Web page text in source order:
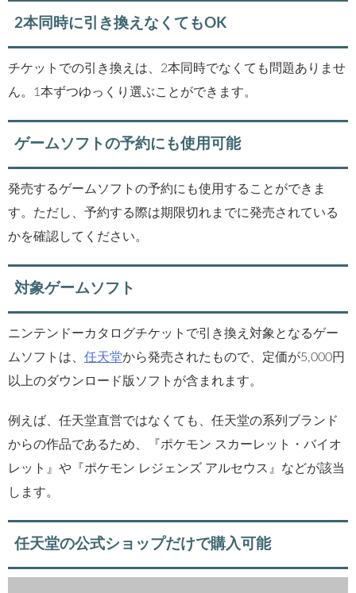
2本同時に引き換えなくてもOK
チケットでの引き換えは、2本同時でなくても問題ありませ
ん。1本ずつゆっくり選ぶことができます。
ゲームソフトの予約にも使用可能
発売するゲームソフトの予約にも使用することができま
す。ただし、予約する際は期限切れまでに発売されている
かを確認してください。
対象ゲームソフト
ニンテンドーカタログチケットで引き換え対象となるゲー
ムソフトは、 任天堂から発売されたもので、定価が5,000円
以上のダウンロード版ソフトが含まれます。
例えば、任天堂直営ではなくても、任天堂の系列ブランド
からの作品であるため、『ポケモン スカーレット・バイオ
レット』や『ポケモン レジェンズ アルセウス』などが該当
します。
任天堂の公式ショップだけで購入可能